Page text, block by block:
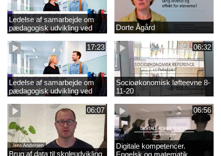
Ledelse af samarbejde om
pædagogisk udvikling ved
EVA 18-11-20
Dorte Ågård
17:23
Ledelse af samarbejde om
pædagogisk udvikling ved
EVA
06:32
Socioøkonomisk løfteevne 8-
11-20
06:07
Brug af data til skoleudvikling
06:56
Digitale kompetencer.
Engelsk og matematik